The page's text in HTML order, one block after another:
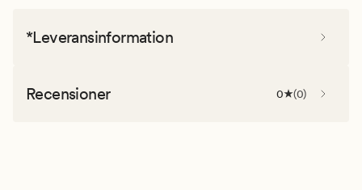
*Leveransinformation
Recensioner 0 (0)